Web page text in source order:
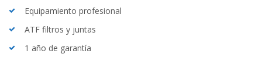
Equipamiento profesional
ATF filtros y juntas
1 año de garantía